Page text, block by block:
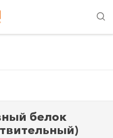
белок